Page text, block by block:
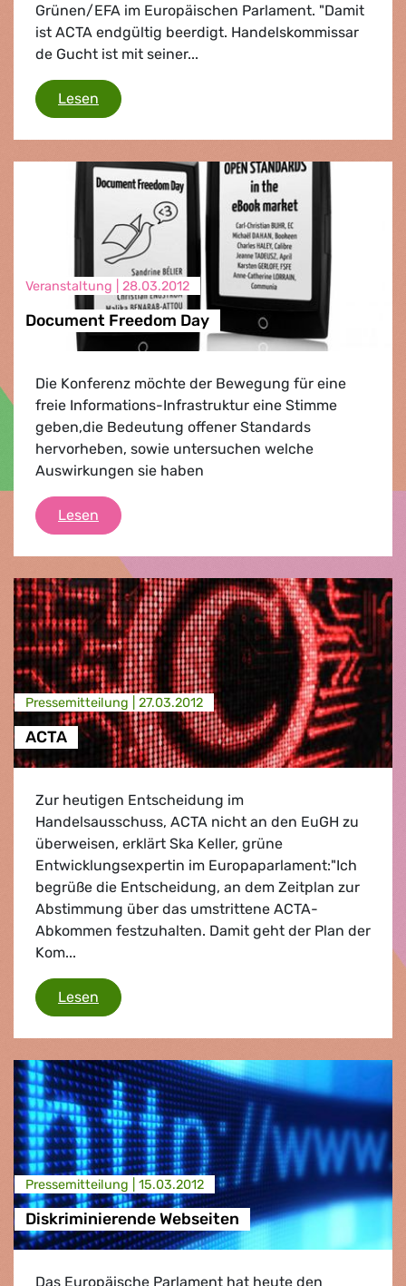
Grünen/EFA im Europäischen Parlament. "Damit
ist ACTA endgültig beerdigt. Handelskommissar
de Gucht ist mit seiner...
Lesen Handelsabkommen ACTA
Veranstaltung | 28.03.2012
Document Freedom Day
Die Konferenz möchte der Bewegung für eine
freie Informations-Infrastruktur eine Stimme
geben,die Bedeutung offener Standards
hervorheben, sowie untersuchen welche
Auswirkungen sie haben
Lesen Document Freedom Day
Presse­mitteilung | 27.03.2012
ACTA
Zur heutigen Entscheidung im
Handelsausschuss, ACTA nicht an den EuGH zu
überweisen, erklärt Ska Keller, grüne
Entwicklungsexpertin im Europaparlament:"Ich
begrüße die Entscheidung, an dem Zeitplan zur
Abstimmung über das umstrittene ACTA-
Abkommen festzuhalten. Damit geht der Plan der
Kom...
Lesen ACTA
Presse­mitteilung | 15.03.2012
Diskriminierende Webseiten
Das Europäische Parlament hat heute den